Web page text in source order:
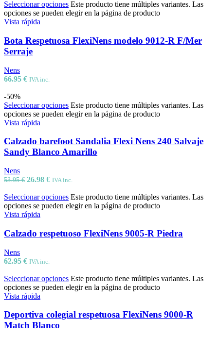
Seleccionar opciones Este producto tiene múltiples variantes. Las
opciones se pueden elegir en la página de producto
Vista rápida
Bota Respetuosa FlexiNens modelo 9012-R F/Mer
Serraje
Nens
66.95 € IVA inc.
-50%
Seleccionar opciones Este producto tiene múltiples variantes. Las
opciones se pueden elegir en la página de producto
Vista rápida
Calzado barefoot Sandalia Flexi Nens 240 Salvaje
Sandy Blanco Amarillo
Nens
53.95€ 26.98 € IVA inc.
Seleccionar opciones Este producto tiene múltiples variantes. Las
opciones se pueden elegir en la página de producto
Vista rápida
Calzado respetuoso FlexiNens 9005-R Piedra
Nens
62.95 € IVA inc.
Seleccionar opciones Este producto tiene múltiples variantes. Las
opciones se pueden elegir en la página de producto
Vista rápida
Deportiva colegial respetuosa FlexiNens 9000-R
Match Blanco